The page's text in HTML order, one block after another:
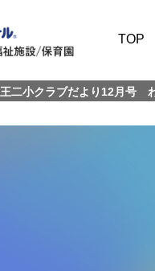
TOP
王二小クラブだより12月号